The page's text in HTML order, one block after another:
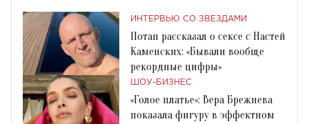
ИНТЕРВЬЮ СО ЗВЕЗДАМИ
Потап рассказал о сексе с Настей
Каменских: «Бывали вообще
рекордные цифры»
ШОУ-БИЗНЕС
«Голое платье»: Вера Брежнева
показала фигуру в эффектном